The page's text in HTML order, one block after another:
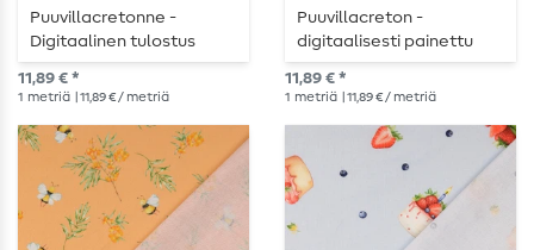
Puuvillacretonne -
Digitaalinen tulostus
retkeilyvaruste hiekka
11,89 € *
1 metriä | 11,89 € / metriä
Puuvillacreton -
digitaalisesti painettu
vaellustarvikkeet petrol
11,89 € *
1 metriä | 11,89 € / metriä